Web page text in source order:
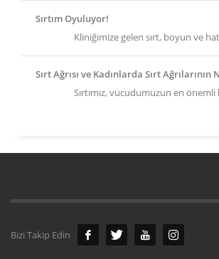
Sırtım Oyuluyor!
Kliniğimize gelen sırt, boyun ve
Sırt Ağrısı ve Kadınlarda Sırt Ağrılarının
Sırtımız, vücudumuzun en
Bizi Takip Edin